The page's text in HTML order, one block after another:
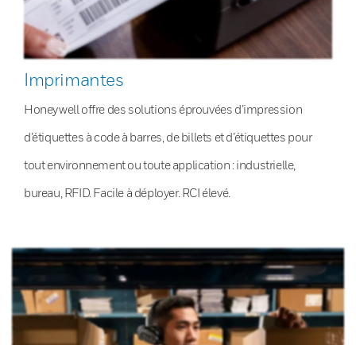
Imprimantes
Honeywell offre des solutions éprouvées d’impression
d’étiquettes à code à barres, de billets et d’étiquettes pour
tout environnement ou toute application : industrielle,
bureau, RFID. Facile à déployer. RCI élevé.